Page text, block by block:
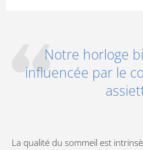
Notre horloge
influencée par le
La qualité du sommeil est